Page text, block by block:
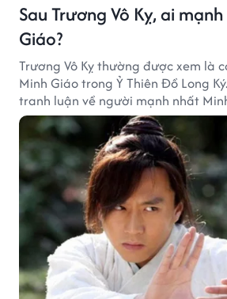
Sau Trương Vô Kỵ, ai
Giáo?
Trương Vô Kỵ thường được xem là
Minh Giáo trong Ỷ Thiên Đồ Long
tranh luận về người mạnh nhất
Vô Kỵ vẫn luôn khiến nhiều độc giả
tâm.